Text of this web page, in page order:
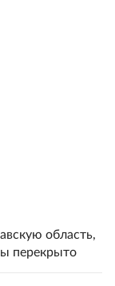
область,
перекрыто